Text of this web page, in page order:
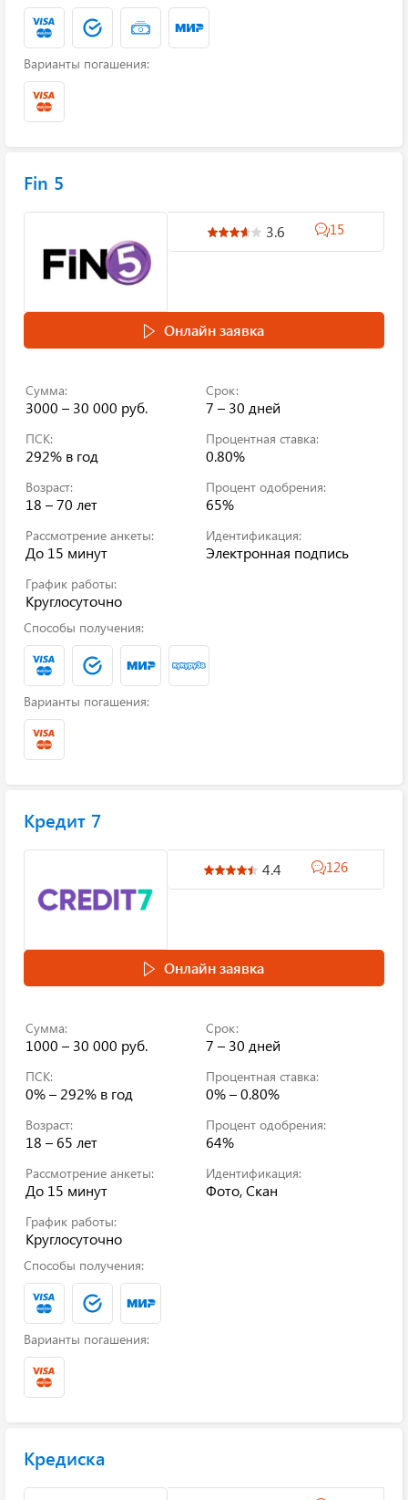
Варианты погашения:
Fin 5
3.6 15
Онлайн заявка
Сумма:
3000 – 30 000 руб.
Срок:
7 – 30 дней
ПСК:
292% в год
Процентная ставка:
0.80%
Возраст:
18 – 70 лет
Процент одобрения:
65%
Рассмотрение анкеты:
До 15 минут
Идентификация:
Электронная подпись
График работы:
Круглосуточно
Способы получения:
Варианты погашения:
Кредит 7
4.4 126
Онлайн заявка
Сумма:
1000 – 30 000 руб.
Срок:
7 – 30 дней
ПСК:
0% – 292% в год
Процентная ставка:
0% – 0.80%
Возраст:
18 – 65 лет
Процент одобрения:
64%
Рассмотрение анкеты:
До 15 минут
Идентификация:
Фото, Скан
График работы:
Круглосуточно
Способы получения:
Варианты погашения:
Кредиска